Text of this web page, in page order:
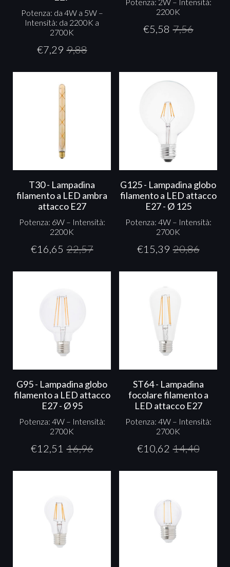
Potenza: da 4W a 5W –
Intensità: da 2200K a
2700K
€7,29 9,88
2200K
€5,58 7,56
T30 - Lampadina
filamento a LED ambra
attacco E27
Potenza: 6W – Intensità:
2200K
€16,65 22,57
G125 - Lampadina globo
filamento a LED attacco
E27 - Ø 125
Potenza: 4W – Intensità:
2700K
€15,39 20,86
G95 - Lampadina globo
filamento a LED attacco
E27 - Ø 95
Potenza: 4W – Intensità:
2700K
€12,51 16,96
ST64 - Lampadina
focolare filamento a
LED attacco E27
Potenza: 4W – Intensità:
2700K
€10,62 14,40